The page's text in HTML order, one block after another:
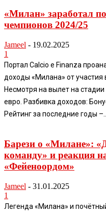
«Милан» заработал
чемпионов 2024/25
Jameel - 19.02.2025
1
Портал Calcio e Finanza
доходы «Милана» от участия
Несмотря на вылет на
евро. Разбивка доходов:
Рейтинг за последние годы –...
Барези о «Милане»:
команду» и реакция
«Фейеноордом»
Jameel - 31.01.2025
1
Легенда «Милана» и